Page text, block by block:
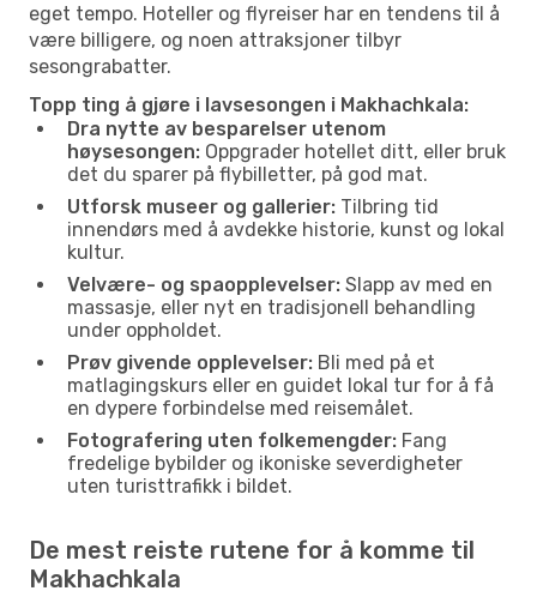
eget tempo. Hoteller og flyreiser har en tendens til å
være billigere, og noen attraksjoner tilbyr
sesongrabatter.
Topp ting å gjøre i lavsesongen i Makhachkala:
Dra nytte av besparelser utenom
høysesongen: Oppgrader hotellet ditt, eller bruk
det du sparer på flybilletter, på god mat.
Utforsk museer og gallerier: Tilbring tid
innendørs med å avdekke historie, kunst og lokal
kultur.
Velvære- og spaopplevelser: Slapp av med en
massasje, eller nyt en tradisjonell behandling
under oppholdet.
Prøv givende opplevelser: Bli med på et
matlagingskurs eller en guidet lokal tur for å få
en dypere forbindelse med reisemålet.
Fotografering uten folkemengder: Fang
fredelige bybilder og ikoniske severdigheter
uten turisttrafikk i bildet.
De mest reiste rutene for å komme til
Makhachkala